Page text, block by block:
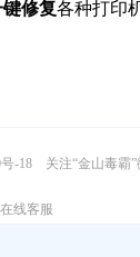
修复各种打印
-18 关注“金山毒霸
在线客服